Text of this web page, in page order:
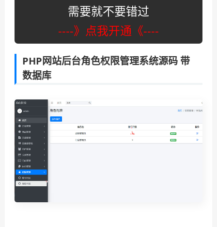
需要就不要错过
----》点我开通《----
PHP网站后台角色权限管理系统源码 带
数据库